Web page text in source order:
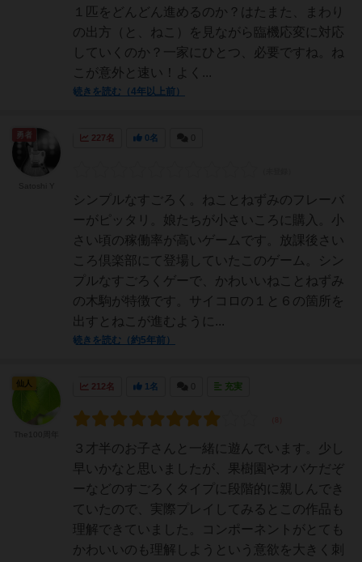
１匹をどんどん進めるのか？はたまた、まわり
の出方（と、ねこ）を見ながら臨機応変に対応
していくのか？一家にひとつ、必要ですね。ね
こが意外と速い！よく...
続きを読む（4年以上前）
227名 0名
シンプルなすごろく。ねことねずみのフレーバ
ーがピッタリ。娘たちが小さいころに購入。小
さい頃の稼働率が高いゲームです。放課後さい
ころ倶楽部にて登場していたこのゲーム。シン
プルなすごろくゲーで、かわいいねことねずみ
の木駒が特徴です。サイコロの１と６の箇所を
出すとねこが進むように...
続きを読む（約5年前）
勇者
212名 1名 充実
３才半のお子さんと一緒に遊んでいます。少し
早いかなと思いましたが、果樹園やオバケだぞ
ーなどのすごろくタイプに段階的に親しんでき
ていたので、実際プレイしてみるとこの作品も
理解できていました。コンポーネントがとても
かわいいのも理解しようという意欲を大きく刺
仙人